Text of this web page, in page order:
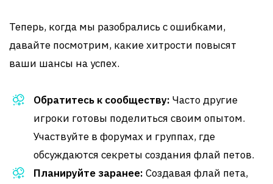
Теперь, когда мы разобрались с ошибками,
давайте посмотрим, какие хитрости повысят
ваши шансы на успех.
Обратитесь к сообществу: Часто другие
игроки готовы поделиться своим опытом.
Участвуйте в форумах и группах, где
обсуждаются секреты создания флай петов.
Планируйте заранее: Создавая флай пета,